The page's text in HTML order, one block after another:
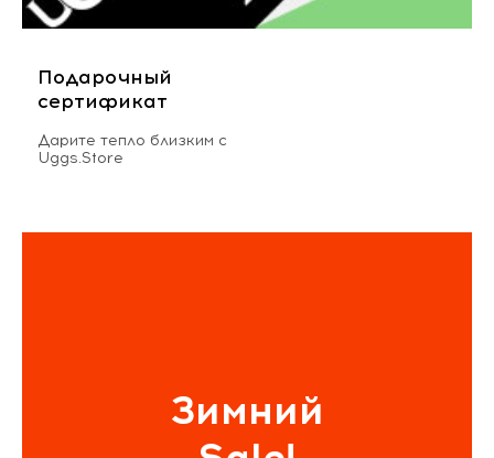
Подарочный
сертификат
Дарите тепло близким с
Uggs.Store
Зимний